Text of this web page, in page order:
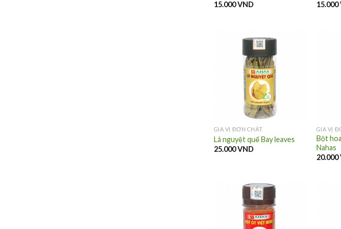
15.000VND 15.000
GIA VỊ ĐƠN CHẤT
Lá nguyệt quế Bay leaves
25.000VND
GIA VỊ
Bột
Nahas
20.000